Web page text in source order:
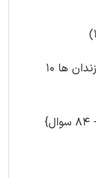
بخش 4: سوالات عمومی سازمان زندان ها 10